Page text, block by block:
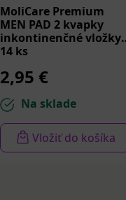
MoliCare Premium
MEN PAD 2 kvapky
inkontinenčné vložky
14 ks
2,95 €
Na sklade
Vložiť do košíka